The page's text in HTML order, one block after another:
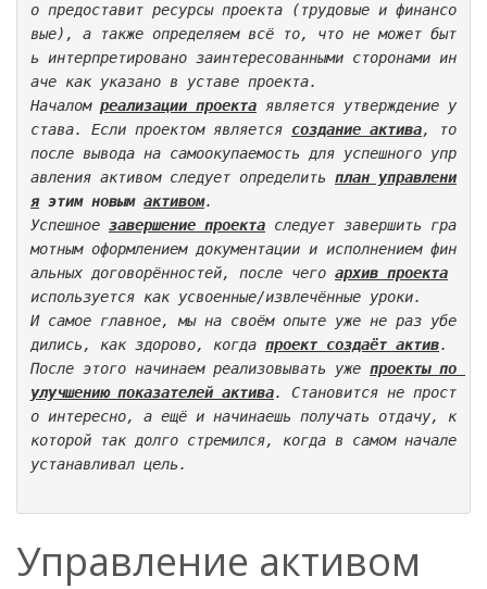
о предоставит ресурсы проекта (трудовые и финансо
вые), а также определяем всё то, что не может быт
ь интерпретировано заинтересованными сторонами ин
аче как указано в уставе проекта.
Началом реализации проекта является утверждение у
става. Если проектом является создание актива, то
после вывода на самоокупаемость для успешного упр
авления активом следует определить план управлени
я этим новым активом.
Успешное завершение проекта следует завершить гра
мотным оформлением документации и исполнением фин
альных договорённостей, после чего архив проекта
используется как усвоенные/извлечённые уроки.
И самое главное, мы на своём опыте уже не раз убе
дились, как здорово, когда проект создаёт актив.
После этого начинаем реализовывать уже проекты по
улучшению показателей актива. Становится не прост
о интересно, а ещё и начинаешь получать отдачу, к
которой так долго стремился, когда в самом начале
устанавливал цель.
Управление активом